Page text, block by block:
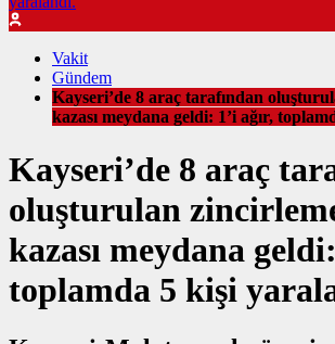
Vakit
Gündem
Kayseri’de 8 araç tarafından
kazası meydana geldi: 1’i ağır,
Kayseri’de 8 araç
oluşturulan
kazası meydana
toplamda 5 kişi